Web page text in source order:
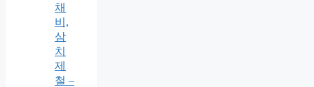
채
비,
삼
치
제
철 –